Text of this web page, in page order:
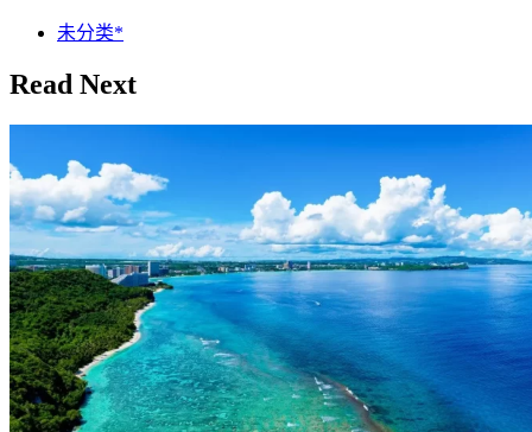
未分类*
Read Next